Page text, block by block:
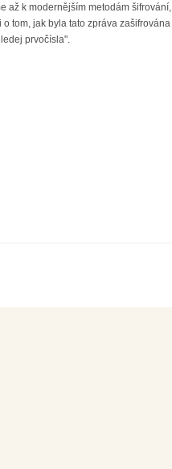
k modernějším metodám
jak byla tato zpráva
prvočísla".